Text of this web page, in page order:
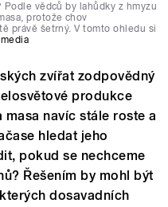
vědců by lahůdky z hmyzu
protože chov
právě šetrný. V tomto ohledu si
zvířat zodpovědný
produkce
navíc stále roste a
hledat jeho
pokud se nechceme
Řešením by mohl být
dosavadních